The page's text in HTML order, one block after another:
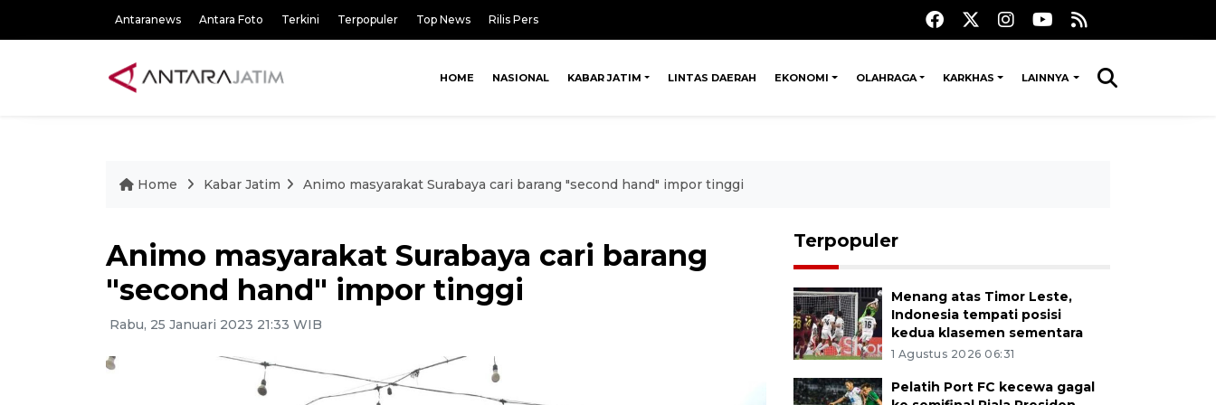
Antaranews Antara Foto Terkini Terpopuler Top News Rilis Pers
HOME NASIONAL KABAR JATIM LINTAS DAERAH EKONOMI OLAHRAGA KARKHAS LAINNYA
Home Kabar Jatim Animo masyarakat Surabaya cari barang "second hand" impor tinggi
Animo masyarakat Surabaya cari barang
"second hand" impor tinggi
Rabu, 25 Januari 2023 21:33 WIB
Terpopuler
Menang atas Timor Leste,
Indonesia tempati posisi
kedua klasemen sementara
1 Agustus 2026 06:31
Pelatih Port FC kecewa gagal